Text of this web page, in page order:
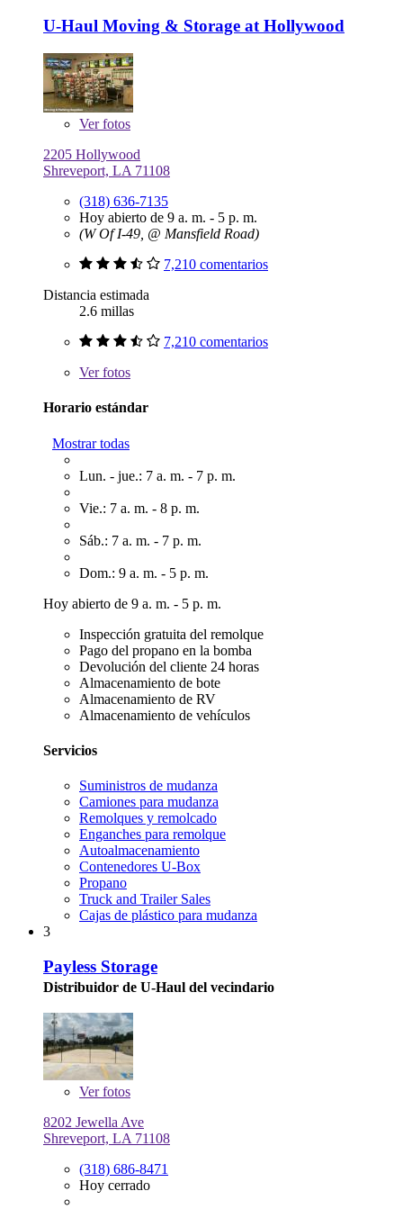
U-Haul Moving & Storage at Hollywood
Verfotos
2205 Hollywood
Shreveport, LA 71108
(318) 636-7135
Hoy abierto de 9 a. m. - 5 p. m.
(W Of I-49, @ Mansfield Road)
7,210 comentarios
Distancia estimada
2.6 millas
7,210 comentarios
Verfotos
Horario estándar
Mostrar todas
Lun. - jue.: 7 a. m. - 7 p. m.
Vie.: 7 a. m. - 8 p. m.
Sáb.: 7 a. m. - 7 p. m.
Dom.: 9 a. m. - 5 p. m.
Hoy abierto de 9 a. m. - 5 p. m.
Inspección gratuita del remolque
Pago del propano en la bomba
Devolución del cliente 24 horas
Almacenamiento de bote
Almacenamiento de RV
Almacenamiento de vehículos
Servicios
Suministros de mudanza
Camiones para mudanza
Remolques y remolcado
Enganches para remolque
Autoalmacenamiento
Contenedores U-Box
Propano
Truck and Trailer Sales
Cajas de plástico para mudanza
3
Payless Storage
Distribuidor de U-Haul del vecindario
Verfotos
8202 Jewella Ave
Shreveport, LA 71108
(318) 686-8471
Hoy cerrado